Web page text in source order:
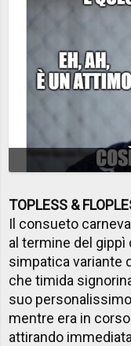
TOPLESS &
Il consueto
al termine del
simpatica variante
che timida
suo
mentre era in
attirando